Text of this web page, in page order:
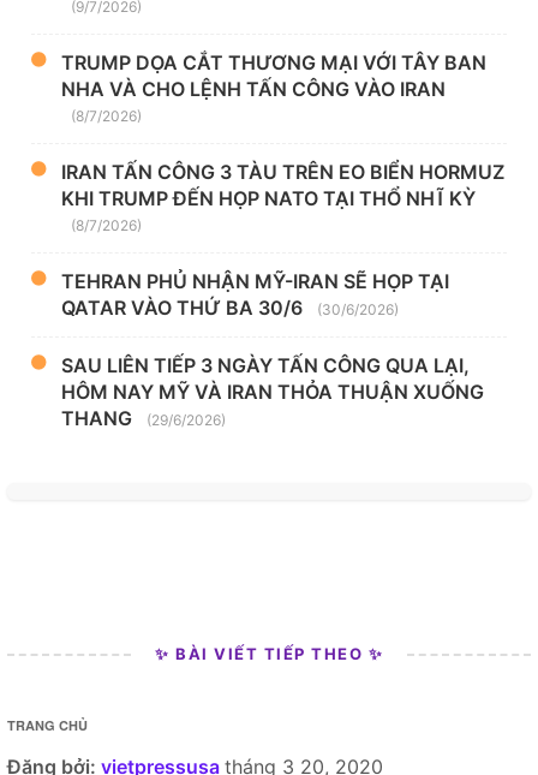
(9/7/2026)
TRUMP DỌA CẮT THƯƠNG MẠI VỚI TÂY BAN
NHA VÀ CHO LỆNH TẤN CÔNG VÀO IRAN
(8/7/2026)
IRAN TẤN CÔNG 3 TÀU TRÊN EO BIỂN HORMUZ
KHI TRUMP ĐẾN HỌP NATO TẠI THỔ NHĨ KỲ
(8/7/2026)
TEHRAN PHỦ NHẬN MỸ-IRAN SẼ HỌP TẠI
QATAR VÀO THỨ BA 30/6
(30/6/2026)
SAU LIÊN TIẾP 3 NGÀY TẤN CÔNG QUA LẠI,
HÔM NAY MỸ VÀ IRAN THỎA THUẬN XUỐNG
THANG
(29/6/2026)
✨ BÀI VIẾT TIẾP THEO ✨
TRANG CHỦ
Đăng bởi: vietpressusa tháng 3 20, 2020